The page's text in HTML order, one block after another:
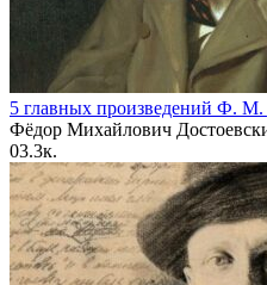
5 главных произведений Ф. М.
Фёдор Михайлович
03.3к.